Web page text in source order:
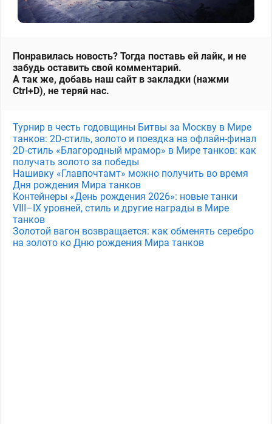
Понравилась новость? Тогда поставь ей лайк, и не
забудь оставить свой комментарий.
А так же, добавь наш сайт в закладки (нажми
Ctrl+D), не теряй нас.
Турнир в честь годовщины Битвы за Москву в Мире
танков: 2D-стиль, золото и поездка на офлайн-финал
2D-стиль «Благородный мрамор» в Мире танков: как
получать золото за победы
Нашивку «Главпочтамт» можно получить во время
Дня рождения Мира танков
Контейнеры «День рождения 2026»: новые танки
VIII–IX уровней, стиль и другие награды в Мире
танков
Золотой вагон возвращается: как обменять серебро
на золото ко Дню рождения Мира танков